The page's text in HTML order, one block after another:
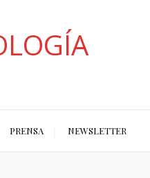
PRENSA NEWSLETTER